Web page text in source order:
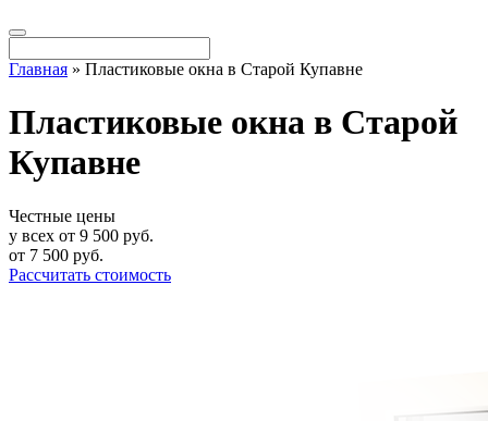
Главная » Пластиковые окна в Старой Купавне
Пластиковые окна в Старой
Купавне
Честные цены
у всех от 9 500 руб.
от 7 500 руб.
Рассчитать стоимость